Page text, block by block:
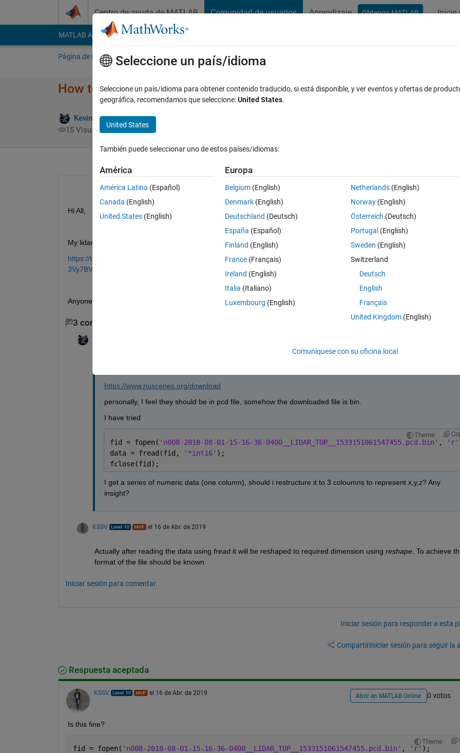
Centro de ayuda de MATLAB Comunidad de usuarios Aprendizaje Obtenga MATLAB Inicie
MATLAB Answers File Exchange Cody
Página de inicio Preguntar Examinar
How to read and visualize my lidar data?
Kevin Chng 16 Abr. 2019
15 Visualizaciones (30 días)
Hi All,
My lidar data is in bin file :
https://techsource-my.sharepoint.com/:u:/g/personal/kevin_chng_techsource-asia_com/EfXGPElYfNxFum-
3Vy7BVJ0BMzJWo2a1oWAK7vqzybdLJQ?e=ZxaW4D
Anyone here has any idea how to read my lidar data in MATLAB?
3 comentarios
https://www.nuscenes.org/download
personally, I feel they should be in pcd file, somehow the downloaded file is bin.
I have tried
Theme
fid = fopen( 'n008-2018-08-01-15-16-36-0400__LIDAR_TOP__1533151061547455.pcd.bin' , 'r'
data = fread(fid,
'*int16' );
fclose(fid);
I get a series of numeric data (one column), should i restructure it to 3 coloumns to represent x,y,z? Any
insight?
KSSV el 16 de Abr. de 2019
Actually after reading the data using fread it will be reshaped to required dimension using reshape. To achieve
format of the file should be known.
Iniciar sesión para comentar.
Iniciar sesión para responder a esta
CompartirIniciar sesión para seguir la
Respuesta aceptada
KSSV el 16 de Abr. de 2019 Abrir en MATLAB Online 0 votos
Is this fine?
Theme
fid = fopen( 'n008-2018-08-01-15-16-36-0400__LIDAR_TOP__1533151061547455.pcd.bin' , 'r' );
Seleccione un país/idioma
Seleccione un país/idioma para obtener contenido traducido, si está disponible, y ver eventos y ofertas de
geográfica, recomendamos que seleccione:United States.
United States
También puede seleccionar uno de estos países/idiomas:
América
América Latina (Español)
Canada (English)
United States (English)
Europa
Belgium (English)
Denmark (English)
Deutschland (Deutsch)
España (Español)
Finland (English)
France (Français)
Ireland (English)
Italia (Italiano)
Luxembourg (English)
Netherlands(English)
Norway(English)
Österreich (Deutsch)
Portugal (English)
Sweden (English)
Switzerland
Deutsch
English
Français
United Kingdom(English)
Comuníquese con su oficina local